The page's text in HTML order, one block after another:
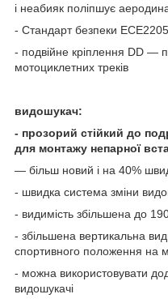
і неабияк поліпшує
- Стандарт безпеки ECE2205
- подвійне кріплення DD —
мотоциклетних треків
видошукач:
- прозорий стійкий до
для монтажу непарної
— більш новий і на 40%
- швидка система зміни
- видимість збільшена до
- збільшена вертикальна
спортивного положення на
- можна використовувати
видошукачі